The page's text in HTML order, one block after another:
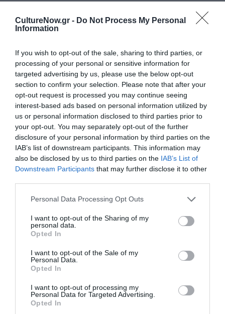
CultureNow.gr - Do Not Process My Personal
Information
If you wish to opt-out of the sale, sharing to third parties, or
processing of your personal or sensitive information for
targeted advertising by us, please use the below opt-out
section to confirm your selection. Please note that after your
opt-out request is processed you may continue seeing
interest-based ads based on personal information utilized by
us or personal information disclosed to third parties prior to
your opt-out. You may separately opt-out of the further
disclosure of your personal information by third parties on the
IAB’s list of downstream participants. This information may
also be disclosed by us to third parties on the IAB’s List of
Downstream Participants that may further disclose it to other
Personal Data Processing Opt Outs
I want to opt-out of the Sharing of my
personal data.
Opted In
I want to opt-out of the Sale of my
Personal Data.
Opted In
I want to opt-out of processing my
Personal Data for Targeted Advertising.
Opted In
Παραγωγή:Θεατρικές Επιχειρήσεις Τάγαρη
Επικοινωνία-Προβολή:Μαρκέλλα Καζαμία
Διαβάστε επίσης:
Μήδεια, του Ευριπίδη σε σκηνοθεσία Λέας Μαλένη σε
καλοκαιρινή περιοδεία 2023
Το 9ο Φεστιβάλ Δάσους είναι γεγονός!
Ταυτότητα Εκδήλωσης
Ημερομηνία:
Από: 19/07/2023 Εως:
20/07/2023
21:30
Τοποθεσία:
Θέατρο Δάσους, Δάσος Σέιχ Σου, Θεσσαλονίκη
Θέατρο Δάσους
Eισιτήρια:
22 € & 18 € (φοιτητικό, άνεργοι, ΑΜΕΑ)